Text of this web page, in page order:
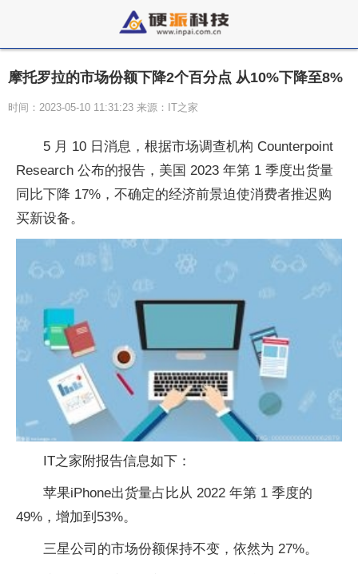
摩托罗拉的市场份额下降2个百分点 从10%下降至8%
时间：2023-05-10 11:31:23 来源：IT之家
5 月 10 日消息，根据市场调查机构 Counterpoint
Research 公布的报告，美国 2023 年第 1 季度出货量
同比下降 17%，不确定的经济前景迫使消费者推迟购
买新设备。
IT之家附报告信息如下：
苹果iPhone出货量占比从 2022 年第 1 季度的
49%，增加到53%。
三星公司的市场份额保持不变，依然为 27%。